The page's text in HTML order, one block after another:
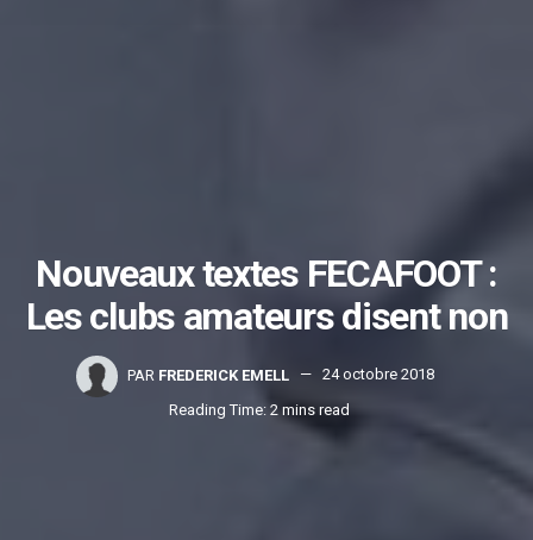
Nouveaux textes FECAFOOT :
Les clubs amateurs disent non
PAR FREDERICK EMELL
24 octobre 2018
Reading Time: 2 mins read